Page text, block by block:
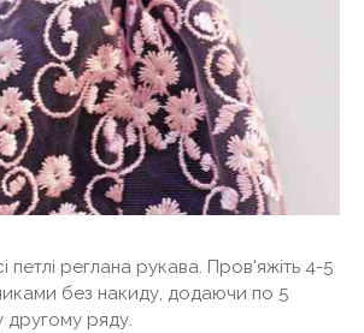
петлі реглана рукава. Пров'яжіть 4-5
без накиду, додаючи по 5
другому ряду.